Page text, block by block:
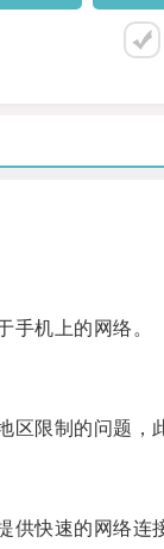
机上的网络。
制的问题，
快速的网络连